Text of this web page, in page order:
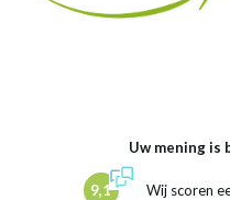
Uw mening is
9,1 Wij scoren